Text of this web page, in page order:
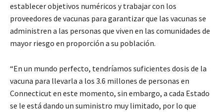
establecer objetivos numéricos y trabajar con los
proveedores de vacunas para garantizar que las vacunas se
administren a las personas que viven en las comunidades de
mayor riesgo en proporción a su población.
“En un mundo perfecto, tendríamos suficientes dosis de la
vacuna para llevarla a los 3.6 millones de personas en
Connecticut en este momento, sin embargo, a cada Estado
se le está dando un suministro muy limitado, por lo que